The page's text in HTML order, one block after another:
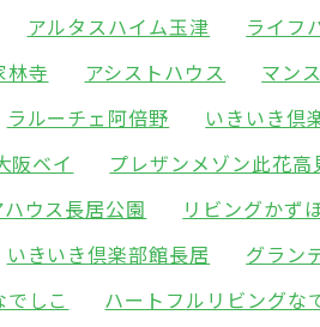
アルタスハイム玉津 ライフ
林寺 アシストハウス マン
ラルーチェ阿倍野 いきいき倶
ベイ
プレザンメゾン此花高
ハウス長居公園 リビングかず
いきいき倶楽部館長居 グラン
しこ ハートフルリビングな